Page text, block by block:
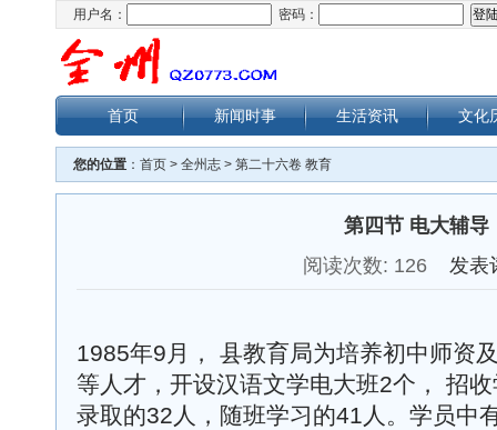
用户名： 密码：
首页 新闻时事 生活资讯 文化
您的位置 ： 首页 > 全州志 > 第二十六卷 教育
第四节 电大辅导
阅读次数: 126 发表
1985年9月， 县教育局为培养初中师资
等人才，开设汉语文学电大班2个， 招
录取的32人，随班学习的41人。学员中